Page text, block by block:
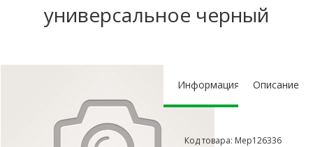
универсальное черный
Информация Описание
Код товара: Мер126336